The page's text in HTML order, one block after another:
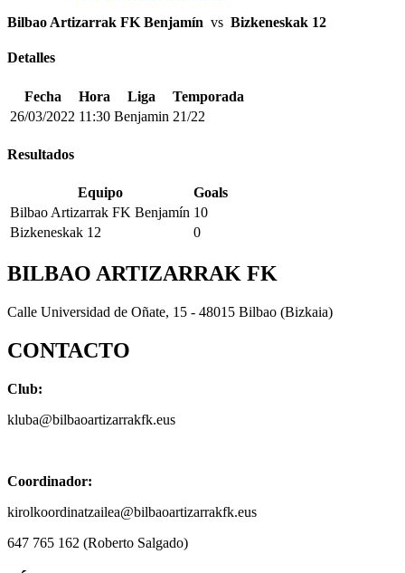
Bilbao Artizarrak FK Benjamín vs Bizkeneskak 12
Detalles
Fecha Hora Liga
Temporada
26/03/2022 11:30 Benjamin 21/22
Resultados
Equipo
Goals
Bilbao Artizarrak FK Benjamín 10
Bizkeneskak 12
0
BILBAO ARTIZARRAK FK
Calle Universidad de Oñate, 15 - 48015 Bilbao (Bizkaia)
CONTACTO
Club:
kluba@bilbaoartizarrakfk.eus
Coordinador:
kirolkoordinatzailea@bilbaoartizarrakfk.eus
647 765 162 (Roberto Salgado)